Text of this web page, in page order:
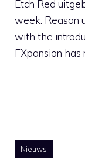
Etch Red
week. Reason
with the
FXpansion
Nieuws